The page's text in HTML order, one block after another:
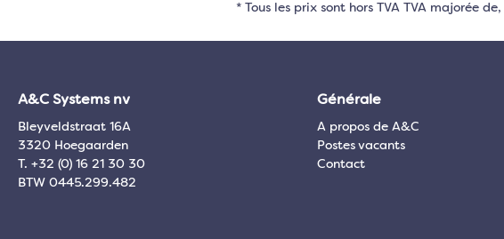
* Tous les prix sont hors TVA TVA majorée de,
A&C Systems nv
Bleyveldstraat 16A
3320 Hoegaarden
T. +32 (0) 16 21 30 30
BTW 0445.299.482
Générale
A propos de A&C
Postes vacants
Contact